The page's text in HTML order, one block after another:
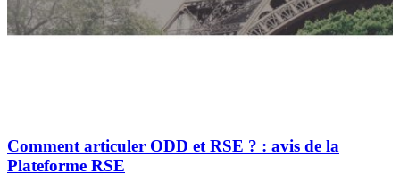
Comment articuler ODD et RSE ? : avis de la
Plateforme RSE